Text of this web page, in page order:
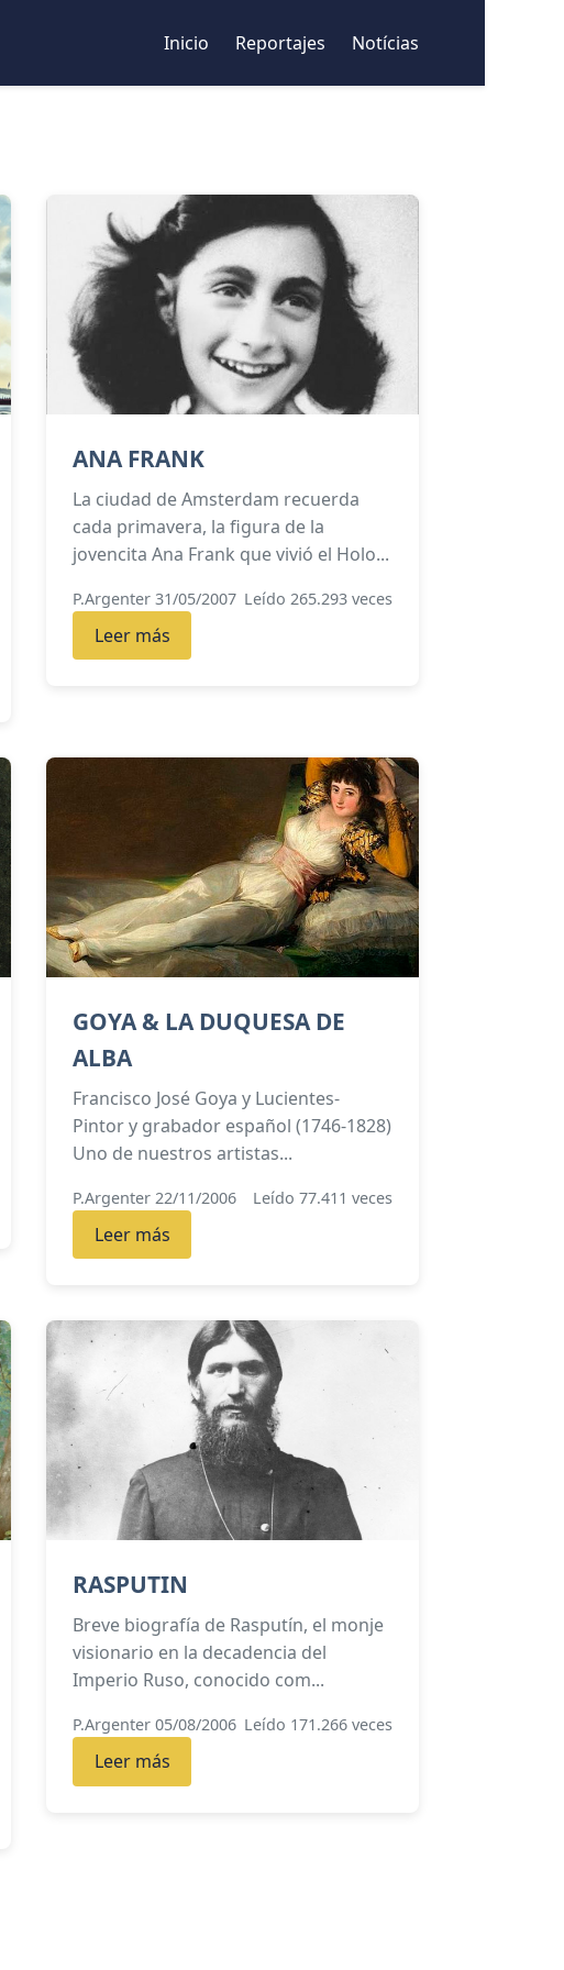
Inicio Reportajes Notícias
ANA FRANK
La ciudad de Amsterdam recuerda
cada primavera, la figura de la
jovencita Ana Frank que vivió el Holo...
P.Argenter 31/05/2007 Leído 265.293 veces
Leer más
GOYA & LA DUQUESA DE
ALBA
Francisco José Goya y Lucientes-
Pintor y grabador español (1746-1828)
Uno de nuestros artistas...
P.Argenter 22/11/2006 Leído 77.411 veces
Leer más
RASPUTIN
Breve biografía de Rasputín, el monje
visionario en la decadencia del
Imperio Ruso, conocido com...
P.Argenter 05/08/2006 Leído 171.266 veces
Leer más